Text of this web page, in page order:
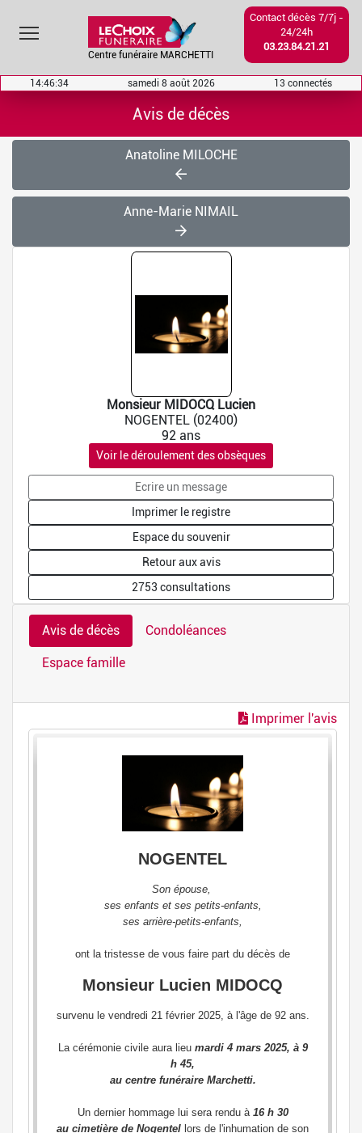
Centre funéraire MARCHETTI
Toggle main menu visibility
Contact décès 7/7j -
24/24h
03.23.84.21.21
14:46:34 samedi 8 août 2026 13 connectés
Avis de décès
Anatoline MILOCHE
Anne-Marie NIMAIL
Monsieur MIDOCQ Lucien
NOGENTEL (02400)
92 ans
Voir le déroulement des obsèques
Ecrire un message
Imprimer le registre
Espace du souvenir
Retour aux avis
2753 consultations
Avis de décès Condoléances
Espace famille
Imprimer l'avis